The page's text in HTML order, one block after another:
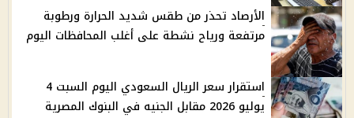
الأرصاد تحذر من طقس شديد الحرارة ورطوبة
مرتفعة ورياح نشطة على أغلب المحافظات اليوم
استقرار سعر الريال السعودي اليوم السبت 4
يوليو 2026 مقابل الجنيه في البنوك المصرية